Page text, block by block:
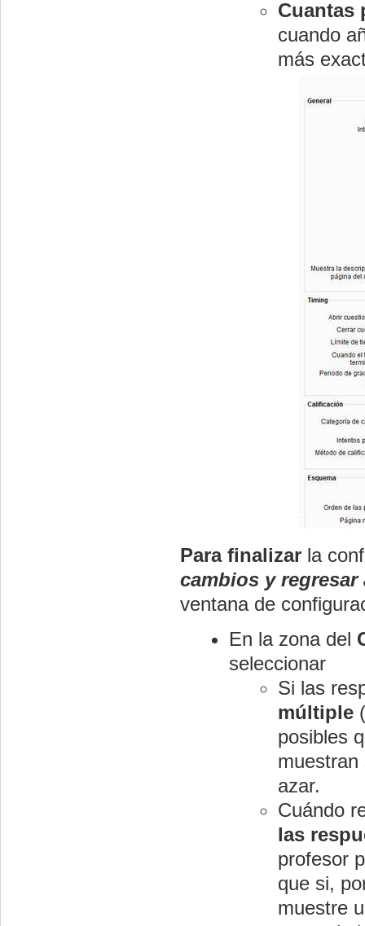
Cuantas
cuando
más
Para finalizar la
cambios y regresar
ventana de
En la zona del
seleccionar
Si las
múltiple
posibles
muestran
azar.
Cuándo
las
profesor
que si,
muestre